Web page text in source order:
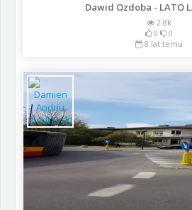
Dawid Ozdoba - LATO
2.8k
0
0
8 lat temu